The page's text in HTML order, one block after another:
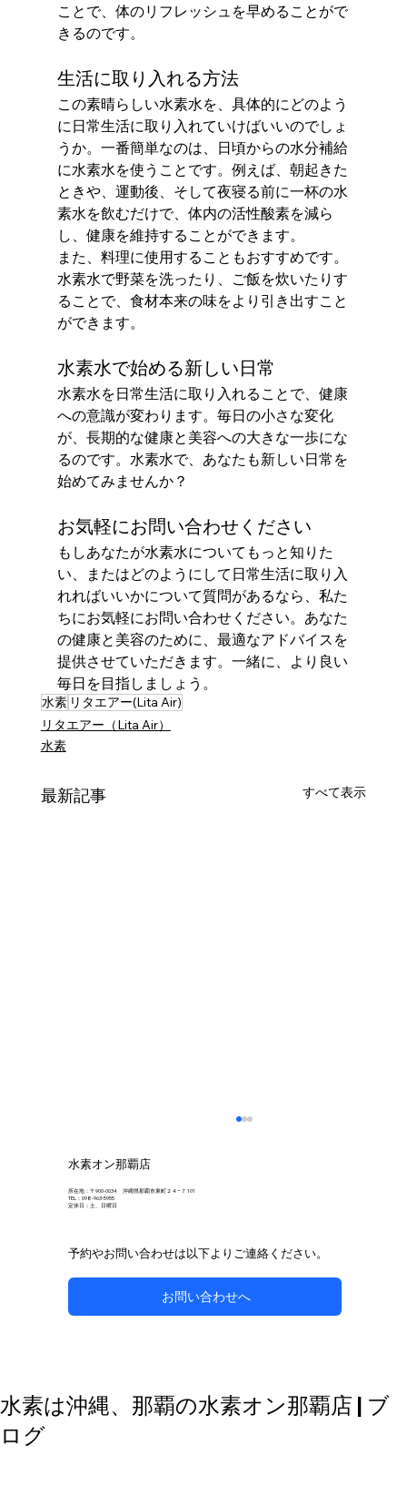
水素オン那覇店
所在地：〒900-0034 沖縄県那覇市東町２４−７ 101
TEL：098-963-5955
定休日：土、日曜日
予約やお問い合わせは以下よりご連絡ください。
お問い合わせへ
水素は沖縄、那覇の水素オン那覇店 | ブ
ログ
ことで、体のリフレッシュを早めることがで
きるのです。
生活に取り入れる方法
この素晴らしい水素水を、具体的にどのよう
に日常生活に取り入れていけばいいのでしょ
うか。一番簡単なのは、日頃からの水分補給
に水素水を使うことです。例えば、朝起きた
ときや、運動後、そして夜寝る前に一杯の水
素水を飲むだけで、体内の活性酸素を減ら
し、健康を維持することができます。
また、料理に使用することもおすすめです。
水素水で野菜を洗ったり、ご飯を炊いたりす
ることで、食材本来の味をより引き出すこと
ができます。
水素水で始める新しい日常
水素水を日常生活に取り入れることで、健康
への意識が変わります。毎日の小さな変化
が、長期的な健康と美容への大きな一歩にな
るのです。水素水で、あなたも新しい日常を
始めてみませんか？
お気軽にお問い合わせください
もしあなたが水素水についてもっと知りた
い、またはどのようにして日常生活に取り入
れればいいかについて質問があるなら、私た
ちにお気軽にお問い合わせください。あなた
の健康と美容のために、最適なアドバイスを
提供させていただきます。一緒に、より良い
毎日を目指しましょう。
水素 リタエアー(Lita Air)
リタエアー（Lita Air）
水素
最新記事 すべて表示
自然な方法で副鼻腔炎のケアを目指す